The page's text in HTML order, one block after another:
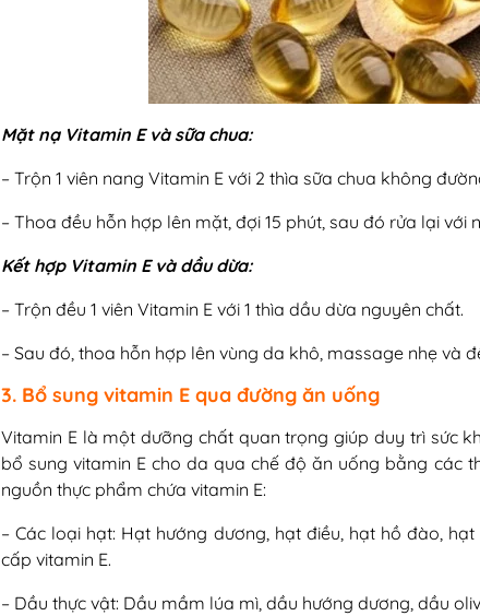
Mặt nạ Vitamin E và sữa chua:
– Trộn 1 viên nang Vitamin E với 2 thìa sữa chua không
– Thoa đều hỗn hợp lên mặt, đợi 15 phút, sau đó rửa lại với
Kết hợp Vitamin E và dầu dừa:
– Trộn đều 1 viên Vitamin E với 1 thìa dầu dừa nguyên chất.
– Sau đó, thoa hỗn hợp lên vùng da khô, massage nhẹ và
3. Bổ sung vitamin E qua đường ăn uống
Vitamin E là một dưỡng chất quan trọng giúp duy trì sức
bổ sung vitamin E cho da qua chế độ ăn uống bằng các
nguồn thực phẩm chứa vitamin E:
– Các loại hạt: Hạt hướng dương, hạt điều, hạt hồ đào,
cấp vitamin E.
– Dầu thực vật: Dầu mầm lúa mì, dầu hướng dương, dầu